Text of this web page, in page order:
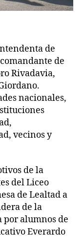
de
de
Rivadavia,
nacionales,
vecinos y
de la
del Liceo
de Lealtad a
de la
por alumnos de
Everardo